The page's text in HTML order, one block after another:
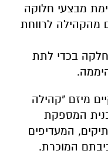
מבצעי חלוקה
מהקהילה לרווחת
בכדי לתת
מיזם "קהילה
המספקת
המעדיפים
המוכרת.